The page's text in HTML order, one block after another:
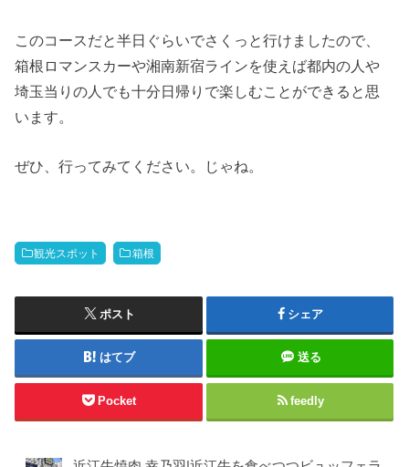
このコースだと半日ぐらいでさくっと行けましたので、
箱根ロマンスカーや湘南新宿ラインを使えば都内の人や
埼玉当りの人でも十分日帰りで楽しむことができると思
います。
ぜひ、行ってみてください。じゃね。
観光スポット 箱根
ポスト シェア
はてブ 送る
Pocket feedly